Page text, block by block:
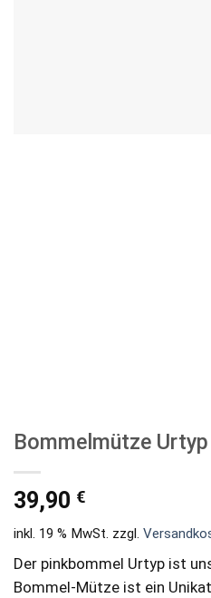
Bommelmütze Urtyp
39,90 €
inkl. 19 % MwSt. zzgl.
Der pinkbommel Urtyp ist
Bommel-Mütze ist ein